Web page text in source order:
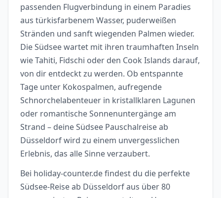
passenden Flugverbindung in einem Paradies
aus türkisfarbenem Wasser, puderweißen
Stränden und sanft wiegenden Palmen wieder.
Die Südsee wartet mit ihren traumhaften Inseln
wie Tahiti, Fidschi oder den Cook Islands darauf,
von dir entdeckt zu werden. Ob entspannte
Tage unter Kokospalmen, aufregende
Schnorchelabenteuer in kristallklaren Lagunen
oder romantische Sonnenuntergänge am
Strand – deine Südsee Pauschalreise ab
Düsseldorf wird zu einem unvergesslichen
Erlebnis, das alle Sinne verzaubert.
Bei holiday-counter.de findest du die perfekte
Südsee-Reise ab Düsseldorf aus über 80